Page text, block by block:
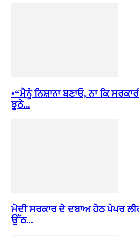
•“ਮੈਨੂੰ ਨਿਸ਼ਾਨਾ ਬਣਾਓ, ਨਾ ਕਿ
ਝੂਠੇ...
ਮੋਦੀ ਸਰਕਾਰ ਦੇ ਦਬਾਅ ਹੇਠ ਪੇਪਰ
ਉੱਠ...